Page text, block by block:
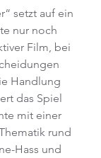
setzt auf ein
nur noch
Film, bei
Handlung
das Spiel
mit einer
rund
Hass und